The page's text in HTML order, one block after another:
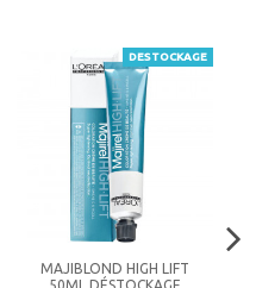
DESTOCKAGE
MAJIBLOND HIGH LIFT